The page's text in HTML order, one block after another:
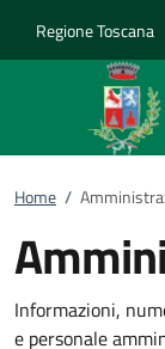
Regione Toscana
Home /
Informazioni,
e personale